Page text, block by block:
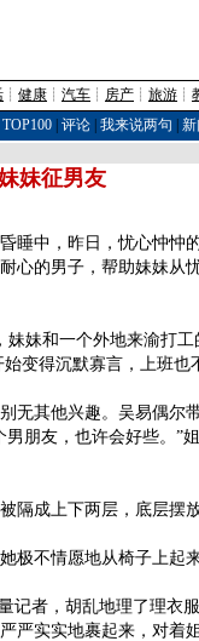
┊ 健康 ┊ 汽车 ┊ 房产 ┊ 旅游 ┊
TOP100| 评论| 我来说两句
新
妹征男友
中，昨日，忧心忡忡
心的男子，帮助妹妹从
妹和一个外地来渝打工
变得沉默寡言，上班也
无其他兴趣。吴易偶尔
朋友，也许会好些。”
隔成上下两层，底层摆
不情愿地从椅子上起来
者，胡乱地理了理衣服
严实实地裹起来，对着